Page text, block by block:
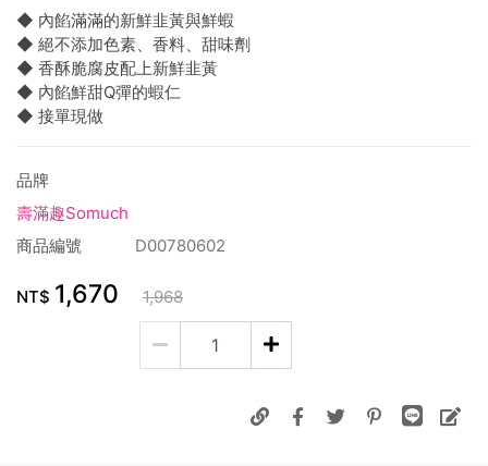
◆ 內餡滿滿的新鮮韭黃與鮮蝦
◆ 絕不添加色素、香料、甜味劑
◆ 香酥脆腐皮配上新鮮韭黃
◆ 內餡鮮甜Q彈的蝦仁
◆ 接單現做
品牌
壽滿趣Somuch
商品編號
D00780602
NT$ 1,670 1,968